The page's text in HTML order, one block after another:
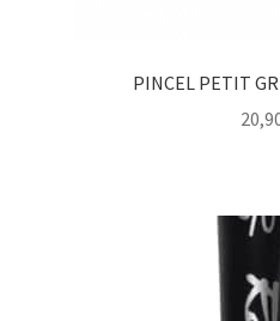
PINCEL PETIT